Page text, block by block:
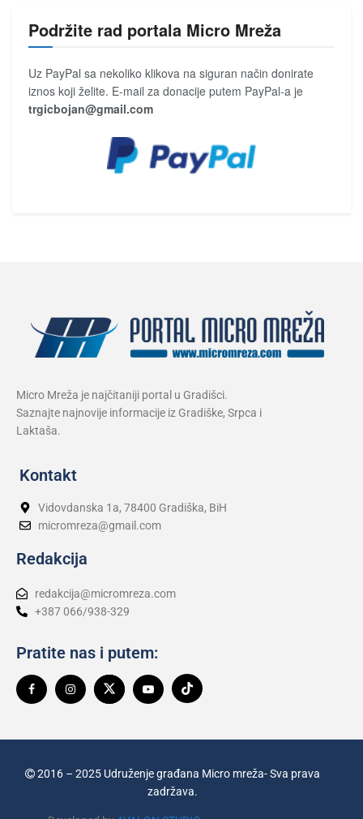
Podržite rad portala Micro Mreža
Uz PayPal sa nekoliko klikova na siguran način donirate
iznos koji želite. E-mail za donacije putem PayPal-a je
trgicbojan@gmail.com
Micro Mreža je najčitaniji portal u Gradišci.
Saznajte najnovije informacije iz Gradiške, Srpca i
Laktaša.
Kontakt
Vidovdanska 1a, 78400 Gradiška, BiH
micromreza@gmail.com
Redakcija
redakcija@micromreza.com
+387 066/938-329
Pratite nas i putem:
2016 – 2025 Udruženje građana Micro mreža- Sva prava
zadržava.